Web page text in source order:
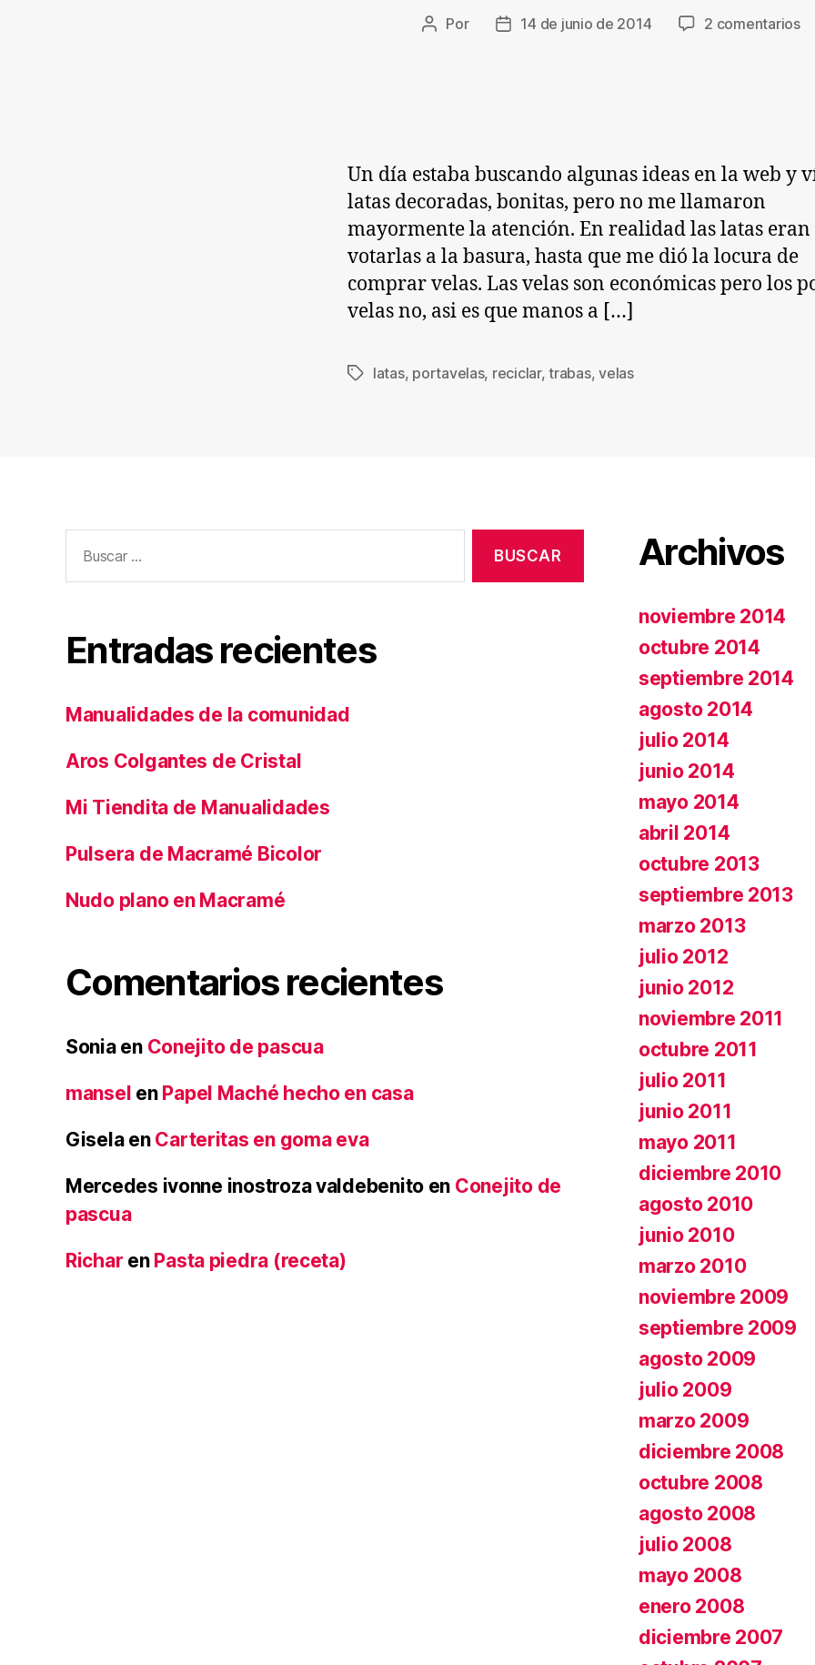
Autor
Por
Fecha14 de junio de 2014 2 comentariosen
Un día estaba buscando algunas ideas en la web y
latas decoradas, bonitas, pero no me llamaron
mayormente la atención. En realidad las latas
votarlas a la basura, hasta que me dió la locura de
comprar velas. Las velas son económicas pero los
velas no, asi es que manos a […]
Etiquetas
latas, portavelas, reciclar,trabas,velas
Entradas recientes
Manualidades de la comunidad
Aros Colgantes de Cristal
Mi Tiendita de Manualidades
Pulsera de Macramé Bicolor
Nudo plano en Macramé
Comentarios recientes
Soniaen Conejito de pascua
mansel en Papel Maché hecho en casa
Giselaen Carteritas en goma eva
Mercedes ivonne inostroza valdebenito en Conejito de
pascua
Richar en Pasta piedra (receta)
Archivos
noviembre 2014
octubre 2014
septiembre 2014
agosto 2014
julio 2014
junio 2014
mayo 2014
abril 2014
octubre 2013
septiembre 2013
marzo 2013
julio 2012
junio 2012
noviembre 2011
octubre 2011
julio 2011
junio 2011
mayo 2011
diciembre 2010
agosto 2010
junio 2010
marzo 2010
noviembre 2009
septiembre 2009
agosto 2009
julio 2009
marzo 2009
diciembre 2008
octubre 2008
agosto 2008
julio 2008
mayo 2008
enero 2008
diciembre 2007